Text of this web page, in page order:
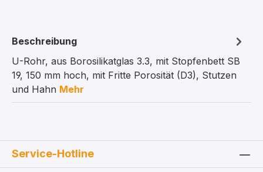
Beschreibung
U-Rohr, aus Borosilikatglas 3.3, mit Stopfenbett SB
19, 150 mm hoch, mit Fritte Porosität (D3), Stutzen
und Hahn Mehr
Service-Hotline